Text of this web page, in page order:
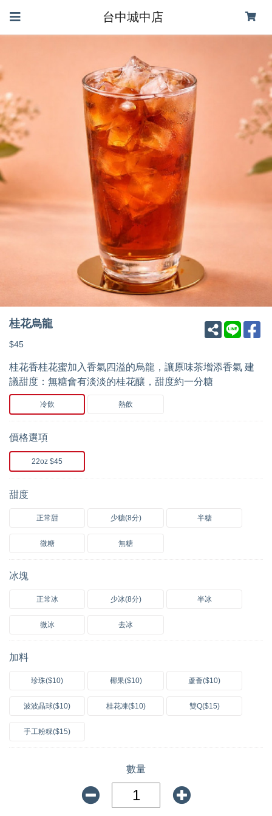
台中城中店
桂花烏龍
$45
桂花香桂花蜜加入香氣四溢的烏龍，讓原味茶增添香氣 建
議甜度：無糖會有淡淡的桂花釀，甜度約一分糖
冷飲 熱飲
價格選項
22oz $45
甜度
正常甜 少糖(8分) 半糖
微糖 無糖
冰塊
正常冰 少冰(8分) 半冰
微冰 去冰
加料
珍珠($10) 椰果($10) 蘆薈($10)
波波晶球($10) 桂花凍($10) 雙Q($15)
手工粉粿($15)
數量